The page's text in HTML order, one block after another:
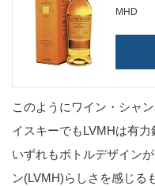
MHD
このようにワイン・シャ
イスキーでもLVMHは有力
いずれもボトルデザイン
ン(LVMH)らしさを感じる